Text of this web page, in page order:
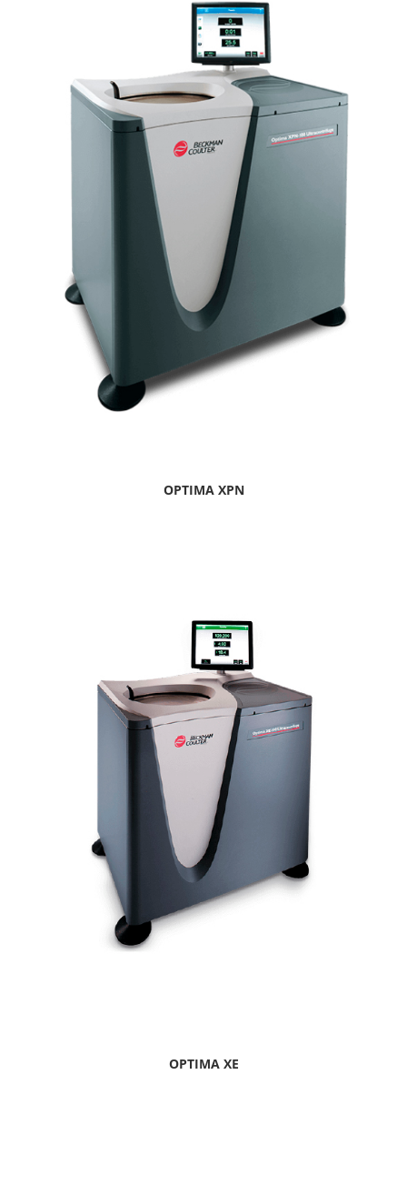
OPTIMA XPN
OPTIMA XE